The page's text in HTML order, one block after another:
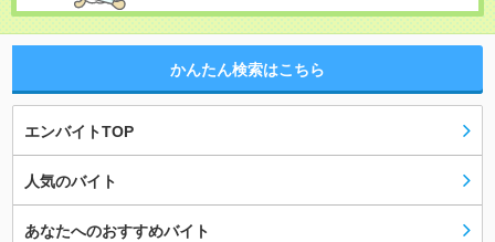
かんたん検索はこちら
エンバイトTOP
人気のバイト
あなたへのおすすめバイト